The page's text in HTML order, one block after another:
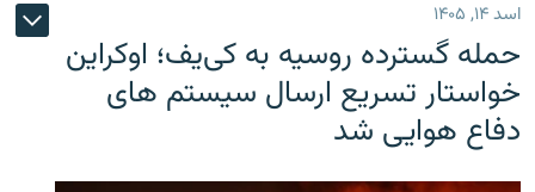
اسد ۱۴, ۱۴۰۵
حمله گسترده روسیه به کی‌یف؛ اوکراین
خواستار تسریع ارسال سیستم های
دفاع هوایی شد